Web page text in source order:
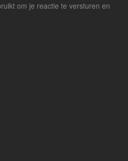
om je reactie te versturen en